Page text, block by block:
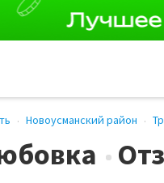
Новоусманский район